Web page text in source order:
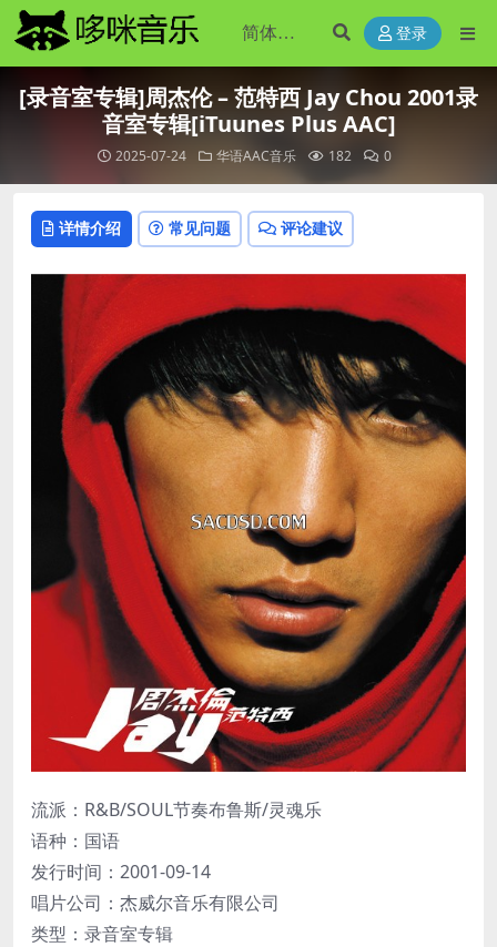
登录
[录音室专辑]周杰伦 – 范特西 Jay Chou 2001录
音室专辑[iTuunes Plus AAC]
2025-07-24 华语AAC音乐 182 0
详情介绍 常见问题 评论建议
流派：R&B/SOUL节奏布鲁斯/灵魂乐
语种：国语
发行时间：2001-09-14
唱片公司：杰威尔音乐有限公司
类型：录音室专辑